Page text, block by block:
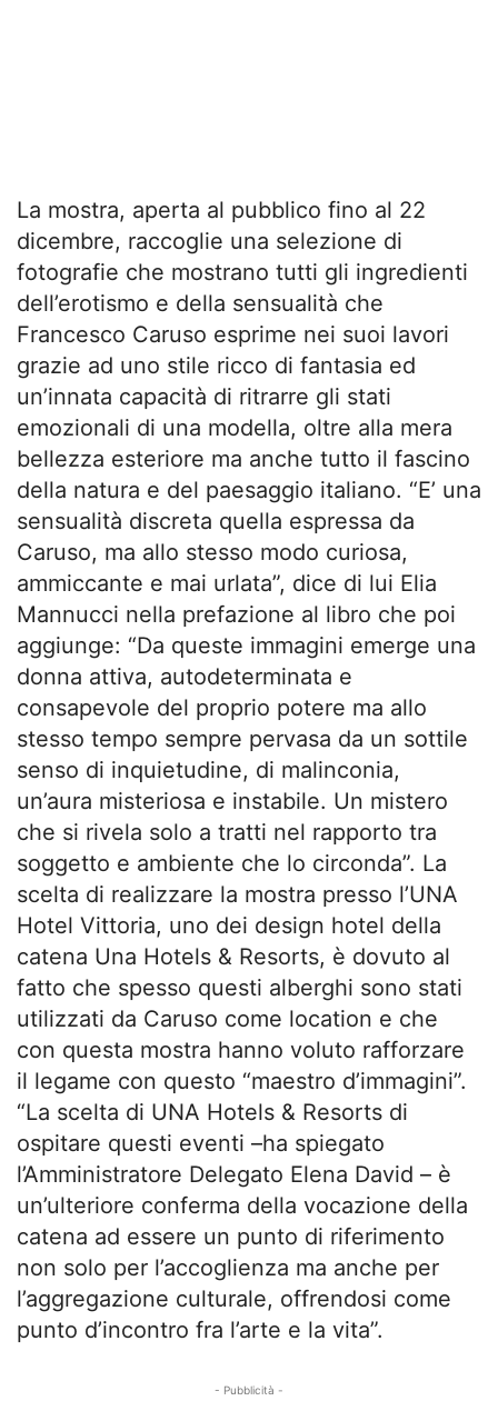
La mostra, aperta al pubblico fino al 22
dicembre, raccoglie una selezione di
fotografie che mostrano tutti gli ingredienti
dell’erotismo e della sensualità che
Francesco Caruso esprime nei suoi lavori
grazie ad uno stile ricco di fantasia ed
un’innata capacità di ritrarre gli stati
emozionali di una modella, oltre alla mera
bellezza esteriore ma anche tutto il fascino
della natura e del paesaggio italiano. “E’ una
sensualità discreta quella espressa da
Caruso, ma allo stesso modo curiosa,
ammiccante e mai urlata”, dice di lui Elia
Mannucci nella prefazione al libro che poi
aggiunge: “Da queste immagini emerge una
donna attiva, autodeterminata e
consapevole del proprio potere ma allo
stesso tempo sempre pervasa da un sottile
senso di inquietudine, di malinconia,
un’aura misteriosa e instabile. Un mistero
che si rivela solo a tratti nel rapporto tra
soggetto e ambiente che lo circonda”. La
scelta di realizzare la mostra presso l’UNA
Hotel Vittoria, uno dei design hotel della
catena Una Hotels & Resorts, è dovuto al
fatto che spesso questi alberghi sono stati
utilizzati da Caruso come location e che
con questa mostra hanno voluto rafforzare
il legame con questo “maestro d’immagini”.
“La scelta di UNA Hotels & Resorts di
ospitare questi eventi –ha spiegato
l’Amministratore Delegato Elena David – è
un’ulteriore conferma della vocazione della
catena ad essere un punto di riferimento
non solo per l’accoglienza ma anche per
l’aggregazione culturale, offrendosi come
punto d’incontro fra l’arte e la vita”.
- Pubblicità -